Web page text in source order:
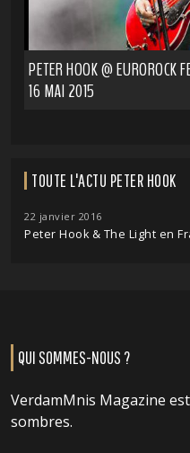
PETER HOOK @ EUROROCK
16 MAI 2015
TOUTE L'ACTU PETER HOOK
22 janvier 2016
Peter Hook & The Light en
QUI SOMMES-NOUS ?
VerdamMnis Magazine
sombres.